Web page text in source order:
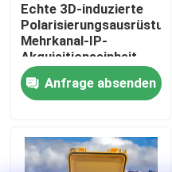
Fabrik Tour
Qualitätskontrolle
Kontakt
Echte 3D-induzierte
Polarisierungsausrüstung
Mehrkanal-IP-
Akquisitionseinheit
Anfrage absenden